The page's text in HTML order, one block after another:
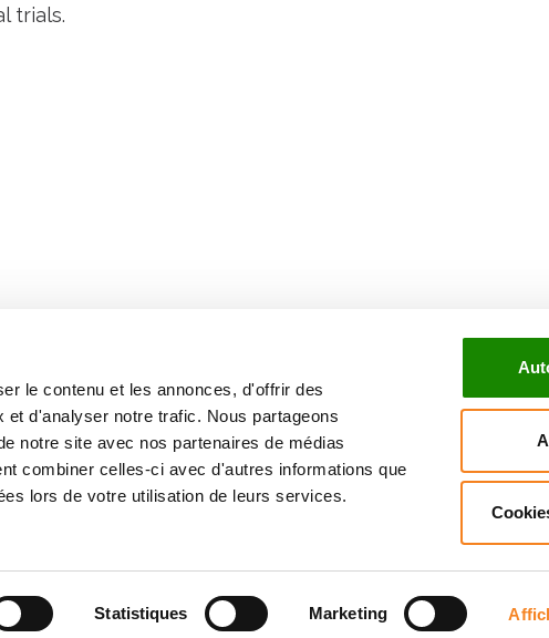
le contenu et les annonces, d'offrir des
d'analyser notre trafic. Nous partageons
notre site avec nos partenaires de médias
combiner celles-ci avec d'autres informations que
lors de votre utilisation de leurs services.
Statistiques Marketing
trials.
Mentions légalesPolitique des données